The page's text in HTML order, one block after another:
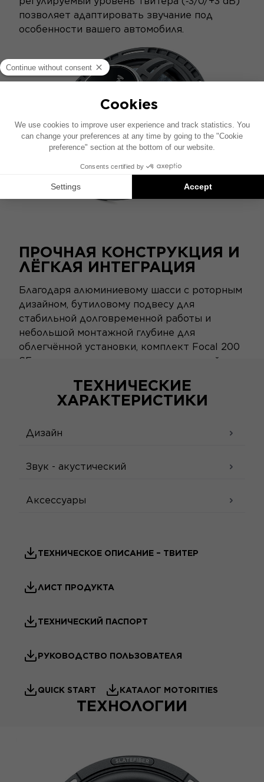
позволяет адаптировать звучание под
особенности вашего автомобиля.
ПРОЧНАЯ КОНСТРУКЦИЯ И
ЛЁГКАЯ ИНТЕГРАЦИЯ
Благодаря алюминиевому шасси с роторным
дизайном, бутиловому подвесу для
стабильной долговременной работы и
небольшой монтажной глубине для
облегчённой установки, комплект Focal 200
SF сочетает долговечность с простотой
превосходную мощностную устойчивость.
ТЕХНИЧЕСКИЕ
ХАРАКТЕРИСТИКИ
Дизайн
Звук - акустический
Аксессуары
ТЕХНИЧЕСКОЕ ОПИСАНИЕ – ТВИТЕР
ЛИСТ ПРОДУКТА
ТЕХНИЧЕСКИЙ ПАСПОРТ
РУКОВОДСТВО ПОЛЬЗОВАТЕЛЯ
QUICK START КАТАЛОГ MOTORITIES
ТЕХНОЛОГИИ